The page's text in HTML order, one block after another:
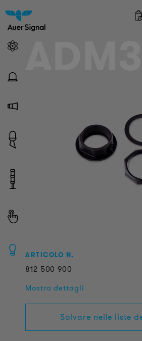
ARTICOLO N.
812 500 900
Mostra dettagli
Salvare nelle liste